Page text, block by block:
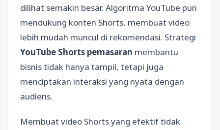
dilihat semakin besar. Algoritma YouTube pun
mendukung konten Shorts, membuat video
lebih mudah muncul di rekomendasi. Strategi
YouTube Shorts pemasaran membantu
bisnis tidak hanya tampil, tetapi juga
menciptakan interaksi yang nyata dengan
audiens.
Membuat video Shorts yang efektif tidak